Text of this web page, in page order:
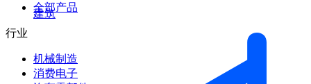
建筑
全部产品
行业
机械制造
消费电子